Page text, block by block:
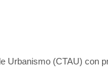
Urbanismo (CTAU) con